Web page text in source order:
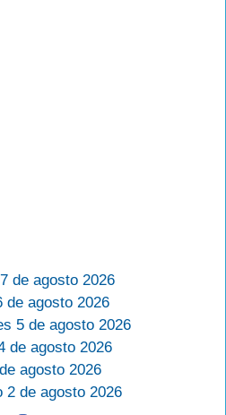
de agosto 2026
de agosto 2026
5 de agosto 2026
de agosto 2026
agosto 2026
2 de agosto 2026